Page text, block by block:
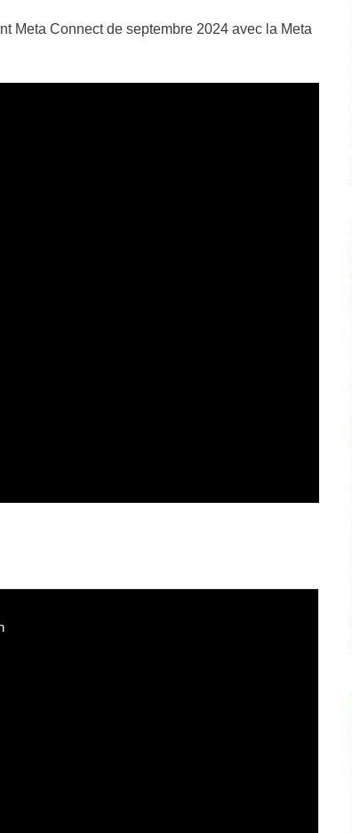
Meta Connect de septembre 2024 avec la Meta